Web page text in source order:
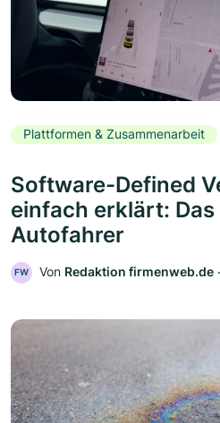
Plattformen & Zusammenarbeit
Software-Defined
einfach erklärt:
Autofahrer
FW Von Redaktion firmenweb.de ‧